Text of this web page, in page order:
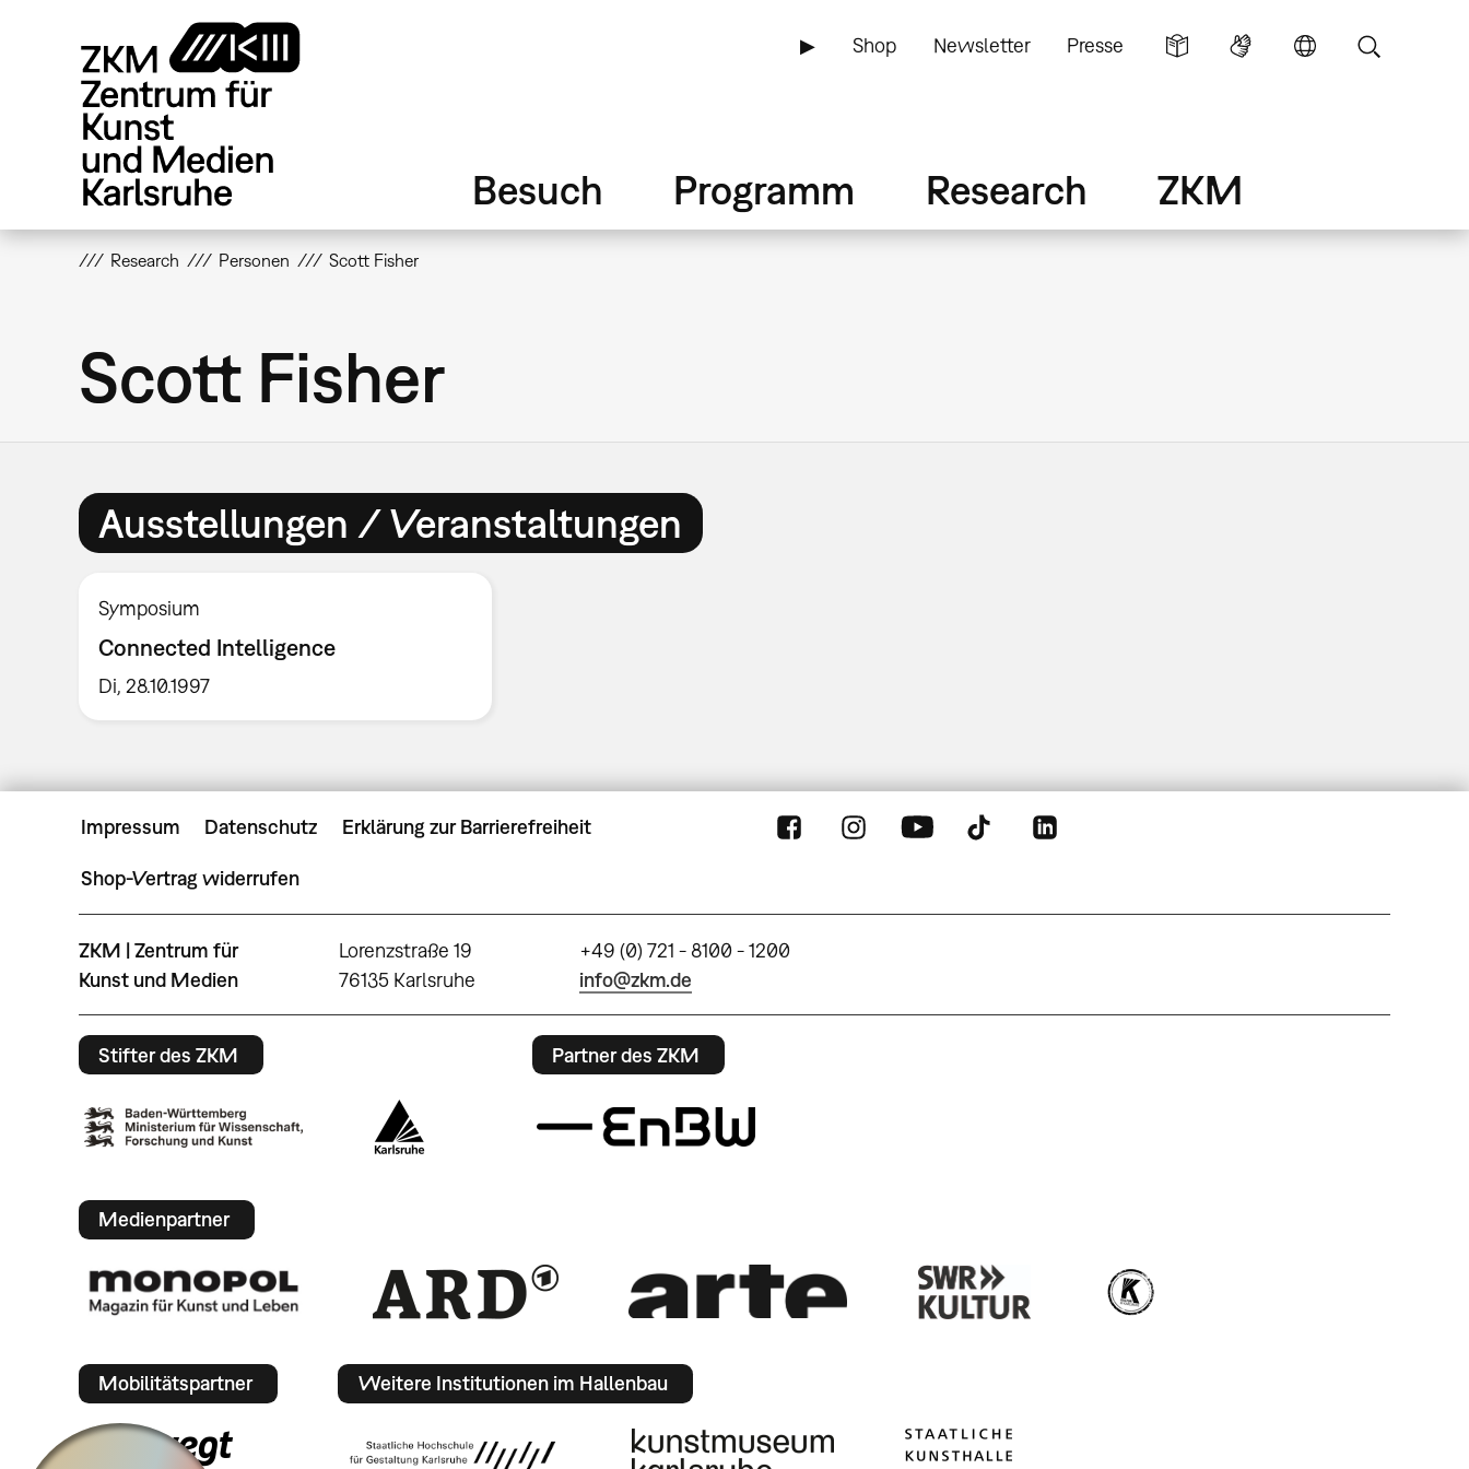
▶ Shop Newsletter Presse
Besuch Programm Research ZKM
Research Personen Scott Fisher
Scott Fisher
Ausstellungen / Veranstaltungen
Symposium
Connected Intelligence
Di, 28.10.1997
Impressum Datenschutz Erklärung zur Barrierefreiheit
Shop-Vertrag widerrufen
ZKM | Zentrum für
Kunst und Medien
Lorenzstraße 19
76135 Karlsruhe
+49 (0) 721 - 8100 - 1200
info@zkm.de
Stifter des ZKM Partner des ZKM
Medienpartner
Mobilitätspartner Weitere Institutionen im Hallenbau